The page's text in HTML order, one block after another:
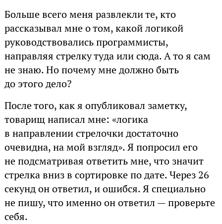
Больше всего меня развлекли те, кто
рассказывал мне о том, какой логикой
руководствовались программисты,
направляя стрелку туда или сюда. А то я сам
не знаю. Но почему мне должно быть
до этого дело?
После того, как я опубликовал заметку,
товарищ написал мне: «логика
в направлении стрелочки достаточно
очевидна, на мой взгляд». Я попросил его
не подсматривая ответить мне, что значит
стрелка вниз в сортировке по дате. Через 26
секунд он ответил, и ошибся. Я специально
не пишу, что именно он ответил — проверьте
себя.